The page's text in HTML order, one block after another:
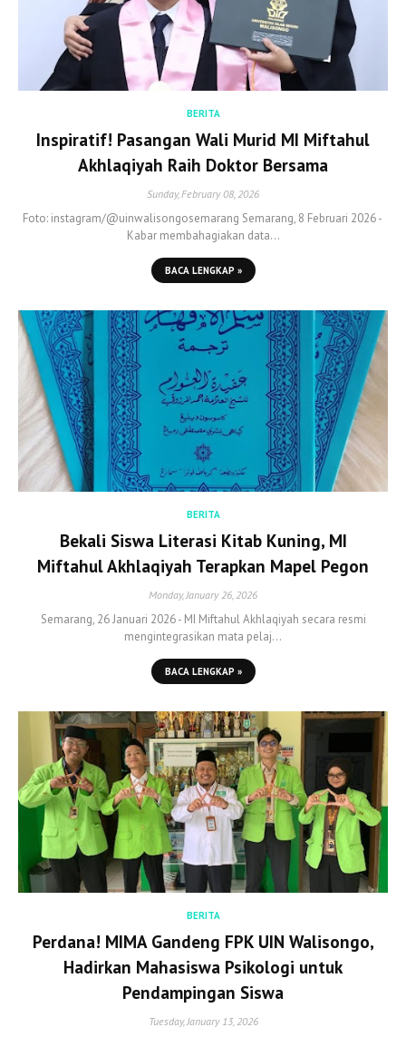
BERITA
Inspiratif! Pasangan Wali Murid MI Miftahul
Akhlaqiyah Raih Doktor Bersama
Sunday, February 08, 2026
Foto: instagram/@uinwalisongosemarang Semarang, 8 Februari 2026 -
Kabar membahagiakan data…
BACA LENGKAP »
BERITA
Bekali Siswa Literasi Kitab Kuning, MI
Miftahul Akhlaqiyah Terapkan Mapel Pegon
Monday, January 26, 2026
Semarang, 26 Januari 2026 - MI Miftahul Akhlaqiyah secara resmi
mengintegrasikan mata pelaj…
BACA LENGKAP »
BERITA
Perdana! MIMA Gandeng FPK UIN Walisongo,
Hadirkan Mahasiswa Psikologi untuk
Pendampingan Siswa
Tuesday, January 13, 2026